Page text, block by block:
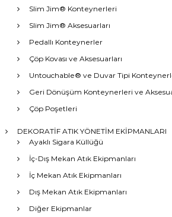
Slim Jim® Konteynerleri
Slim Jim® Aksesuarları
Pedallı Konteynerler
Çöp Kovası ve Aksesuarları
Untouchable® ve Duvar Tipi
Geri Dönüşüm Konteynerleri ve
Çöp Poşetleri
DEKORATİF ATIK YÖNETİM EKİPMANLARI
Ayaklı Sigara Küllüğü
İç-Dış Mekan Atık Ekipmanları
İç Mekan Atık Ekipmanları
Dış Mekan Atık Ekipmanları
Diğer Ekipmanlar